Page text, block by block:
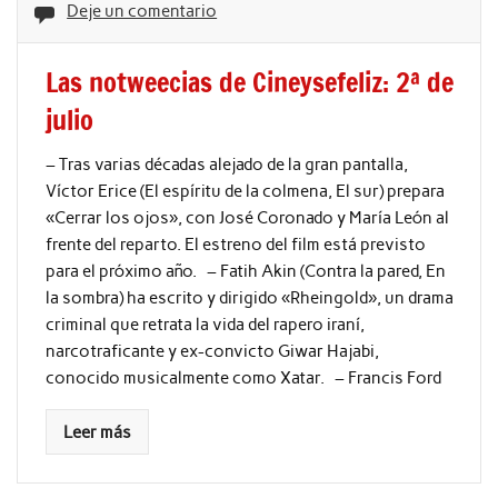
Deje un comentario
Las notweecias de Cineysefeliz: 2ª de
julio
– Tras varias décadas alejado de la gran pantalla,
Víctor Erice (El espíritu de la colmena, El sur) prepara
«Cerrar los ojos», con José Coronado y María León al
frente del reparto. El estreno del film está previsto
para el próximo año. – Fatih Akin (Contra la pared, En
la sombra) ha escrito y dirigido «Rheingold», un drama
criminal que retrata la vida del rapero iraní,
narcotraficante y ex-convicto Giwar Hajabi,
conocido musicalmente como Xatar. – Francis Ford
Leer más